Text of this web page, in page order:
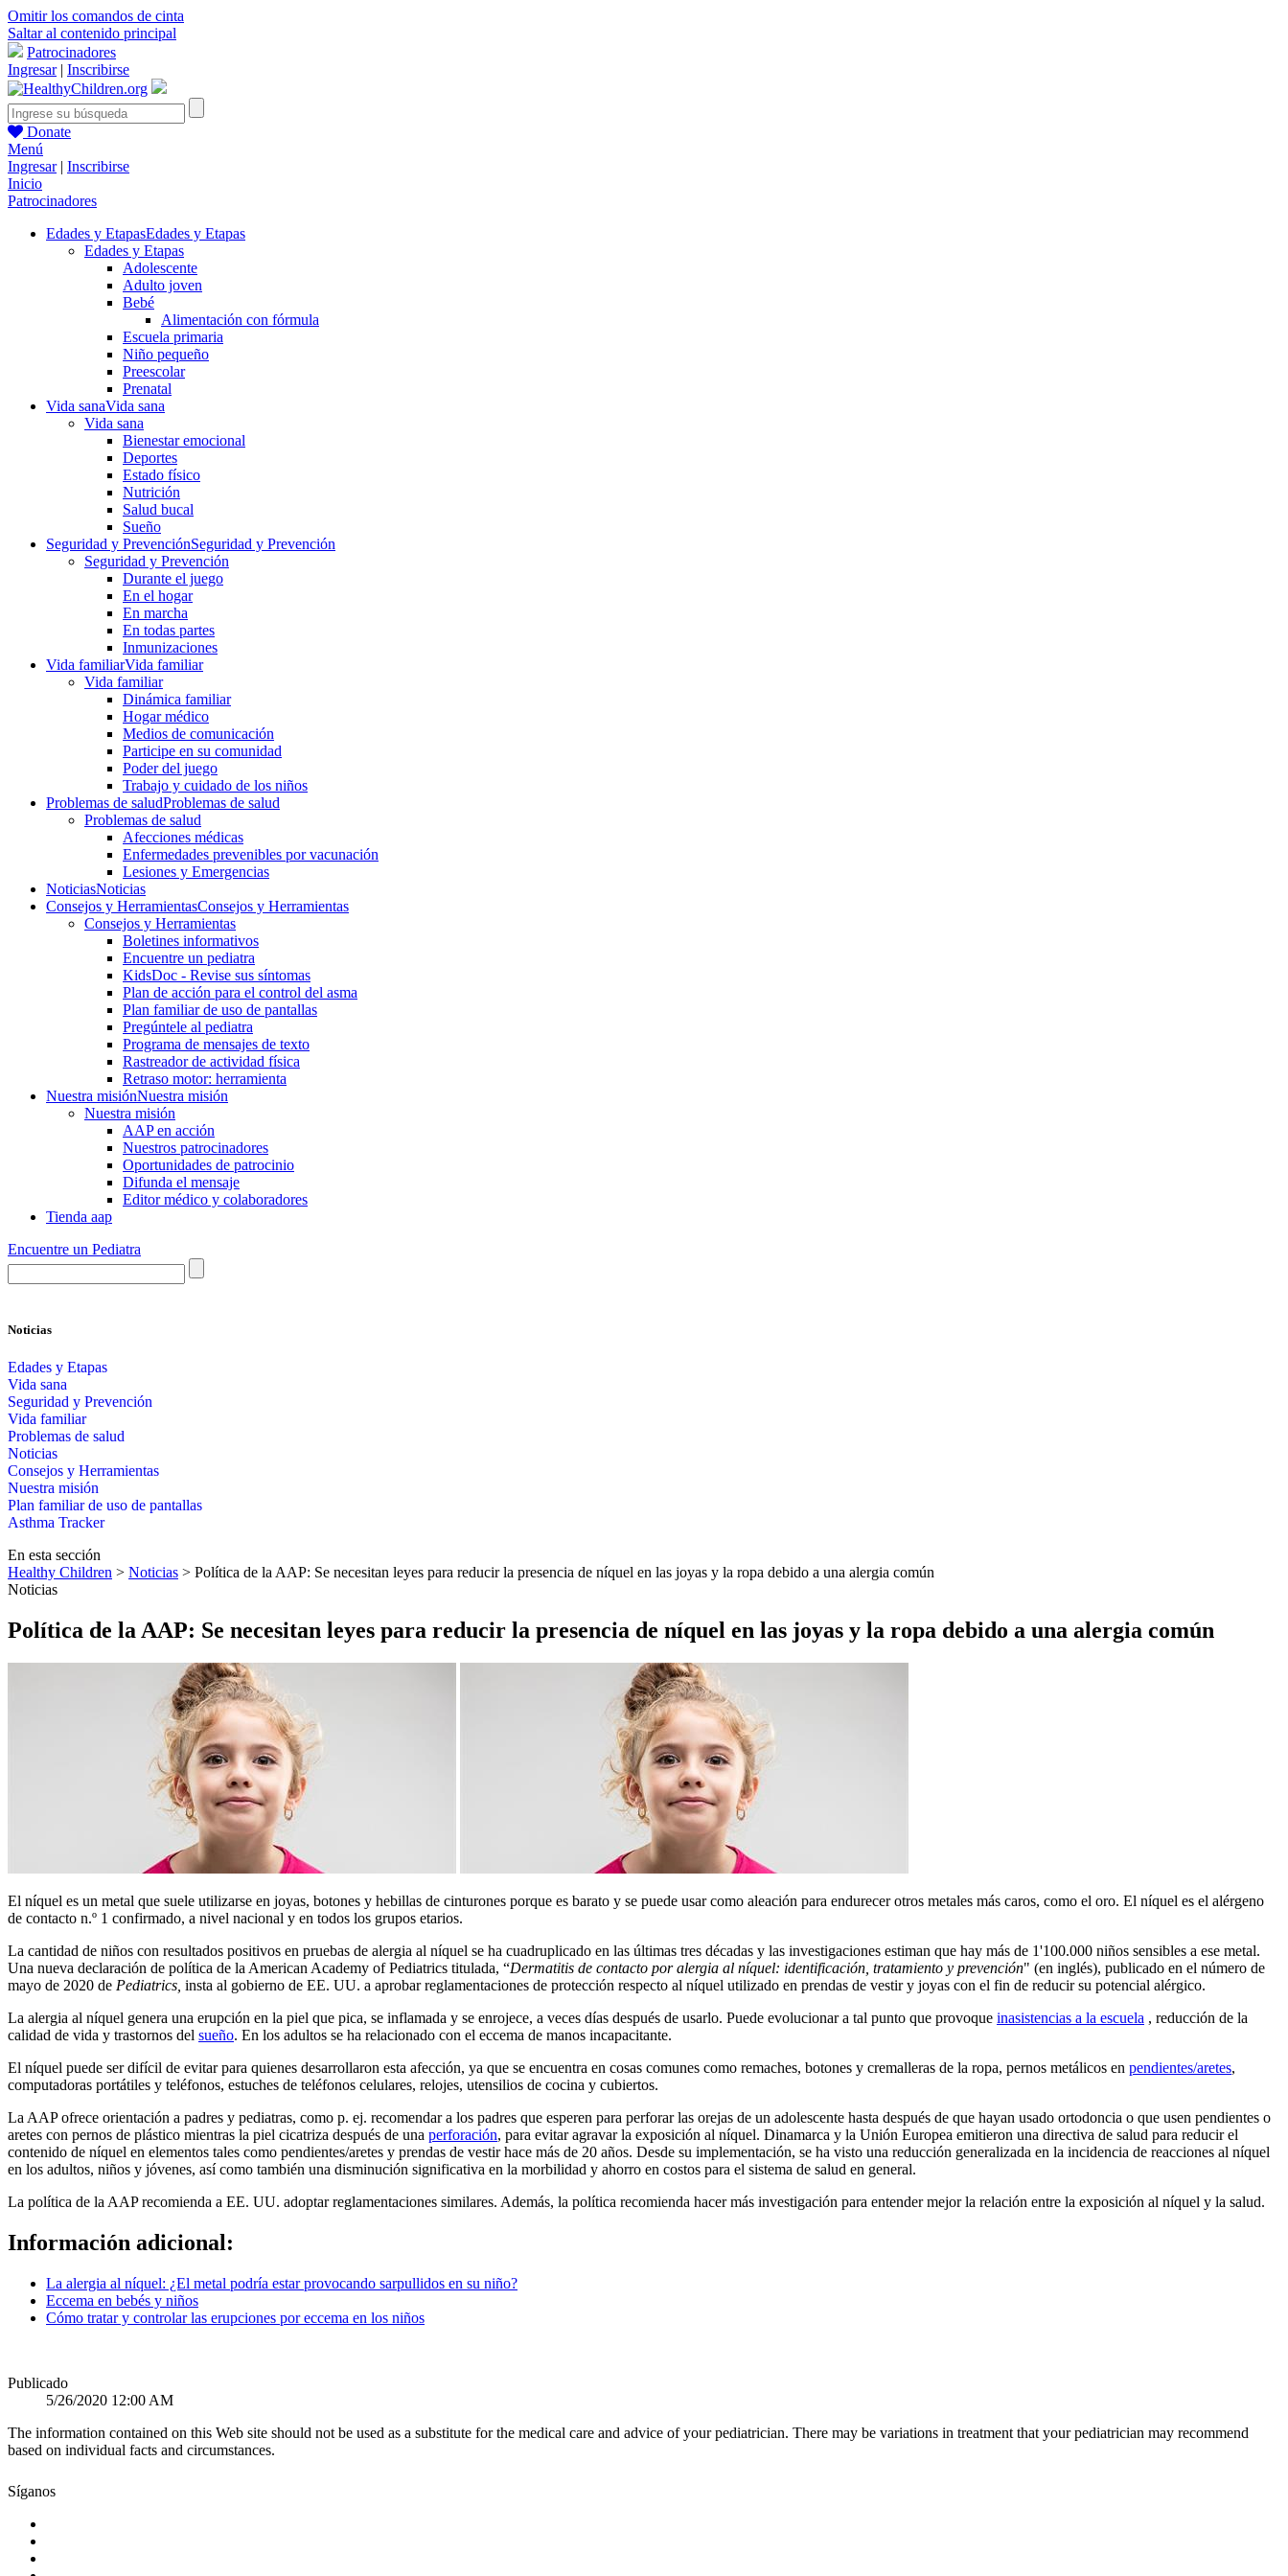
Omitir los comandos de cinta
Saltar al contenido principal
Patrocinadores
Ingresar| Inscribirse
Donate
Menú
Ingresar| Inscribirse
Inicio
Patrocinadores
Edades y EtapasEdades y Etapas
Edades y Etapas
Adolescente
Adulto joven
Bebé
Alimentación con fórmula
Escuela primaria
Niño pequeño
Preescolar
Prenatal
Vida sanaVida sana
Vida sana
Bienestar emocional
Deportes
Estado físico
Nutrición
Salud bucal
Sueño
Seguridad y PrevenciónSeguridad y Prevención
Seguridad y Prevención
Durante el juego
En el hogar
En marcha
En todas partes
Inmunizaciones
Vida familiarVida familiar
Vida familiar
Dinámica familiar
Hogar médico
Medios de comunicación
Participe en su comunidad
Poder del juego
Trabajo y cuidado de los niños
Problemas de saludProblemas de salud
Problemas de salud
Afecciones médicas
Enfermedades prevenibles por vacunación
Lesiones y Emergencias
NoticiasNoticias
Consejos y HerramientasConsejos y Herramientas
Consejos y Herramientas
Boletines informativos
Encuentre un pediatra
KidsDoc - Revise sus síntomas
Plan de acción para el control del asma
Plan familiar de uso de pantallas
Pregúntele al pediatra
Programa de mensajes de texto
Rastre​​ador de activida​d física
Retraso motor: herramienta
Nuestra misiónNuestra misión
Nuestra misión
AAP en acción
Nuestros patrocinadores
Oportunidades de patrocinio
Difunda el mensaje
Editor médico y colaboradores
Tienda aap
Encuentre un Pediatra
Noticias
Edades y Etapas
Vida sana
Seguridad y Prevención
Vida familiar
Problemas de salud
Noticias
Consejos y Herramientas
Nuestra misión
Plan familiar de uso de pantallas​​
Asthma Tracker
En esta sección
Healthy Children > Noticias > Política de la AAP: Se necesitan leyes para reducir la presencia de níquel en las joyas y la ropa debido a una alergia común
Noticias
Política de la AAP: Se necesitan leyes para reducir la presencia de níquel en las joyas y la ropa debido a una alergia común
​El níquel es un metal que suele utilizarse en joyas, botones y hebillas de cinturones porque es barato y se puede usar como aleación para endurecer otros metales más caros, como el oro. El níquel es el alérgeno
de contacto n.º 1 confirmado, a nivel nacional y en todos los grupos etarios.
La cantidad de niños con resultados positivos en pruebas de alergia al níquel se ha cuadruplicado en las últimas tres décadas y las investigaciones estiman que hay más de 1'100.000 niños sensibles a ese metal.
Una nueva declaración de política de la American Academy of Pediatrics titulada, “Dermatitis de contacto por alergia al níquel: identificación, tratamiento y prevención" (en inglés), publicado en el número de
mayo de 2020 de Pedi​atrics insta al gobierno de EE. UU. a aprobar reglamentaciones de protección respecto al níquel utilizado en prendas de vestir y joyas con el fin de reducir su potencial alérgico.
La alergia al níquel genera una erupción en la piel que pica, se inflamada y se enrojece, a veces días después de usarlo. Puede evolucionar a tal punto que provoque inasistencias a la escuela , reducción de la
calidad de vida y trastornos del sueño. En los adultos se ha relacionado con el eccema de manos incapacitante.
El níquel puede ser difícil de evitar para quienes desarrollaron esta afección, ya que se encuentra en cosas comunes como remaches, botones y cremalleras de la ropa, pernos metálicos en pendientes/aretes,
computadoras portátiles y teléfonos, estuches de teléfonos celulares, relojes, utensilios de cocina y cubiertos.
La AAP ofrece orientación a padres y pediatras, como p. ej. recomendar a los padres que esperen para perforar las orejas de un adolescente hasta después de que hayan usado ortodoncia o que usen pendientes o
aretes con pernos de plástico mientras la piel cicatriza después de una perforación, para evitar agravar la exposición al níquel. Dinamarca y la Unión Europea emitieron una directiva de salud para reducir el
contenido de níquel en elementos tales como pendientes/aretes y prendas de vestir hace más de 20 años. Desde su implementación, se ha visto una reducción generalizada en la incidencia de reacciones al níquel
en los adultos, niños y jóvenes, así como también una disminución significativa en la morbilidad y ahorro en costos para el sistema de salud en general.
La política de la AAP recomienda a EE. UU. adoptar reglamentaciones similares. Además, la política recomienda hacer más investigación para entender mejor la relación entre la exposición al níquel y la salud.
Información adicional:
La alergia al níquel: ¿El metal podría estar provocando sarpullidos en su niño?
Eccema en bebés y niños
Cómo tratar y controlar las erupciones por eccema en los niños
Publicado
5/26/2020 12:00 AM
The information contained on this Web site should not be used as a substitute for the medical care and advice of your pediatrician. There may be variations in treatment that your pediatrician may recommend
based on individual facts and circumstances.
Síganos